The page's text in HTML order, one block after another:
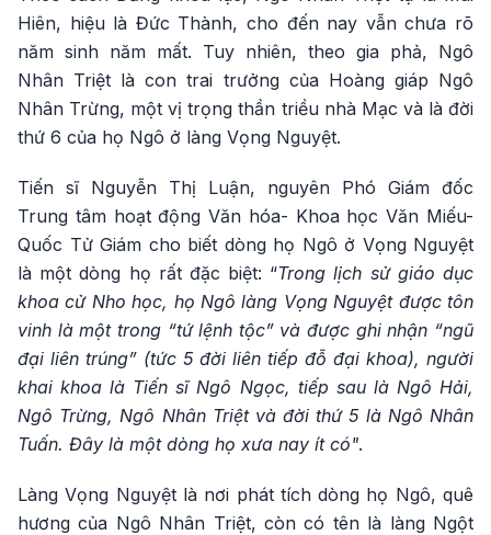
Hiên, hiệu là Đức Thành, cho đến nay vẫn chưa rõ
năm sinh năm mất. Tuy nhiên, theo gia phả, Ngô
Nhân Triệt là con trai trưởng của Hoàng giáp Ngô
Nhân Trừng, một vị trọng thần triều nhà Mạc và là đời
thứ 6 của họ Ngô ở làng Vọng Nguyệt.
Tiến sĩ Nguyễn Thị Luận, nguyên Phó Giám đốc
Trung tâm hoạt động Văn hóa- Khoa học Văn Miếu-
Quốc Tử Giám cho biết dòng họ Ngô ở Vọng Nguyệt
là một dòng họ rất đặc biệt: “Trong lịch sử giáo dục
khoa cử Nho học, họ Ngô làng Vọng Nguyệt được tôn
vinh là một trong “tứ lệnh tộc” và được ghi nhận “ngũ
đại liên trúng” (tức 5 đời liên tiếp đỗ đại khoa), người
khai khoa là Tiến sĩ Ngô Ngọc, tiếp sau là Ngô Hải,
Ngô Trừng, Ngô Nhân Triệt và đời thứ 5 là Ngô Nhân
Tuấn. Đây là một dòng họ xưa nay ít có".
Làng Vọng Nguyệt là nơi phát tích dòng họ Ngô, quê
hương của Ngô Nhân Triệt, còn có tên là làng Ngột